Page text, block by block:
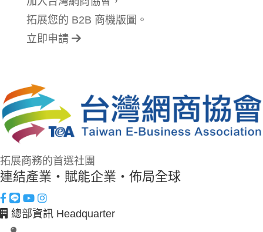
拓展您的 B2B 商機版圖。
立即申請
拓展商務的首選社團
連結產業・賦能企業・佈局全球
總部資訊 Headquarter